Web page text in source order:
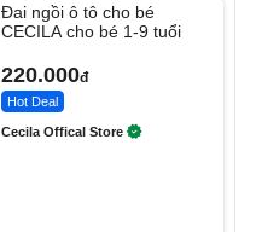
Đai ngồi ô tô cho bé
CECILA cho bé 1-9 tuổi
220.000đ
Hot Deal
Cecila Offical Store